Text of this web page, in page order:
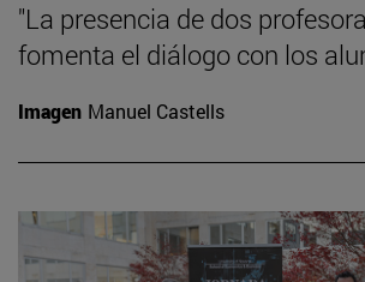
"La presencia de dos
fomenta el diálogo con los
Imagen Manuel Castells